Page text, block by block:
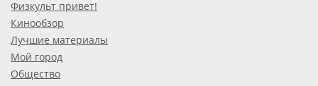
Физкульт привет!
Кинообзор
Лучшие материалы
Мой город
Общество